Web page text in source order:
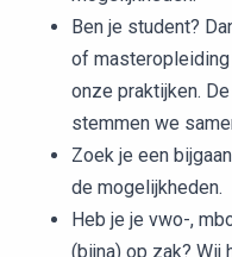
Ben je student?
of masteropleiding
onze praktijken.
stemmen we
Zoek je een
de mogelijkheden.
Heb je je vwo-,
(bijna) op zak?